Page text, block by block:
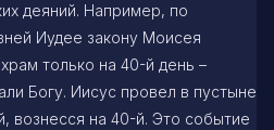
деяний. Например, по
Иудее закону Моисея
только на 40-й день –
Богу. Иисус провел в пустыне
вознесся на 40-й. Это событие